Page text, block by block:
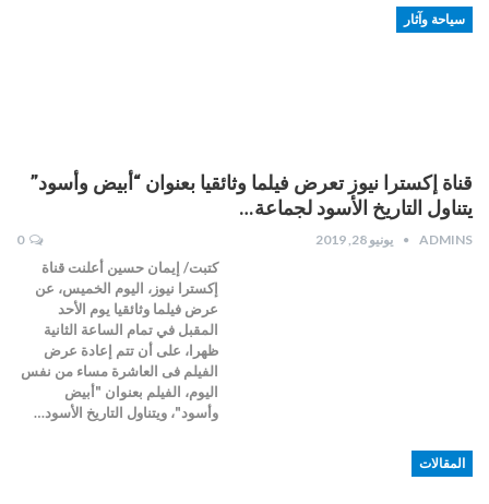
سياحة وآثار
قناة إكسترا نيوز تعرض فيلما وثائقيا بعنوان “أبيض وأسود”
يتناول التاريخ الأسود لجماعة…
ADMINS يونيو 28, 2019 0
كتبت/ إيمان حسين أعلنت قناة
إكسترا نيوز، اليوم الخميس، عن
عرض فيلما وثائقيا يوم الأحد
المقبل في تمام الساعة الثانية
ظهرا، على أن تتم إعادة عرض
الفيلم فى العاشرة مساء من نفس
اليوم، الفيلم بعنوان "أبيض
وأسود"، ويتناول التاريخ الأسود…
المقالات